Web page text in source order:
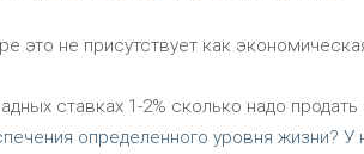
это не присутствует как
ставках 1-2% сколько надо
определенного уровня жизни?